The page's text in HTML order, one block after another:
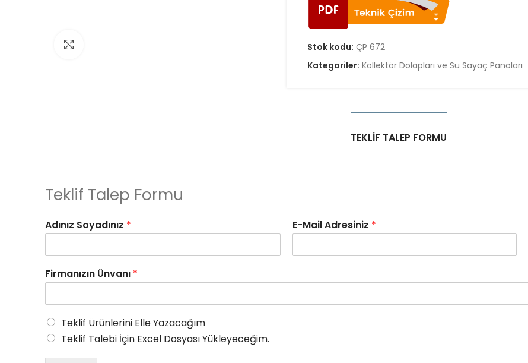
Stok kodu: ÇP 672
Kategoriler: Kollektör Dolapları ve Su Sayaç Panoları
TEKLIF TALEP FORMU
Teklif Talep Formu
Adınız Soyadınız * E-Mail Adresiniz *
Firmanızın Ünvanı *
Teklif Ürünlerini Elle Yazacağım
Teklif Talebi İçin Excel Dosyası Yükleyeceğim.